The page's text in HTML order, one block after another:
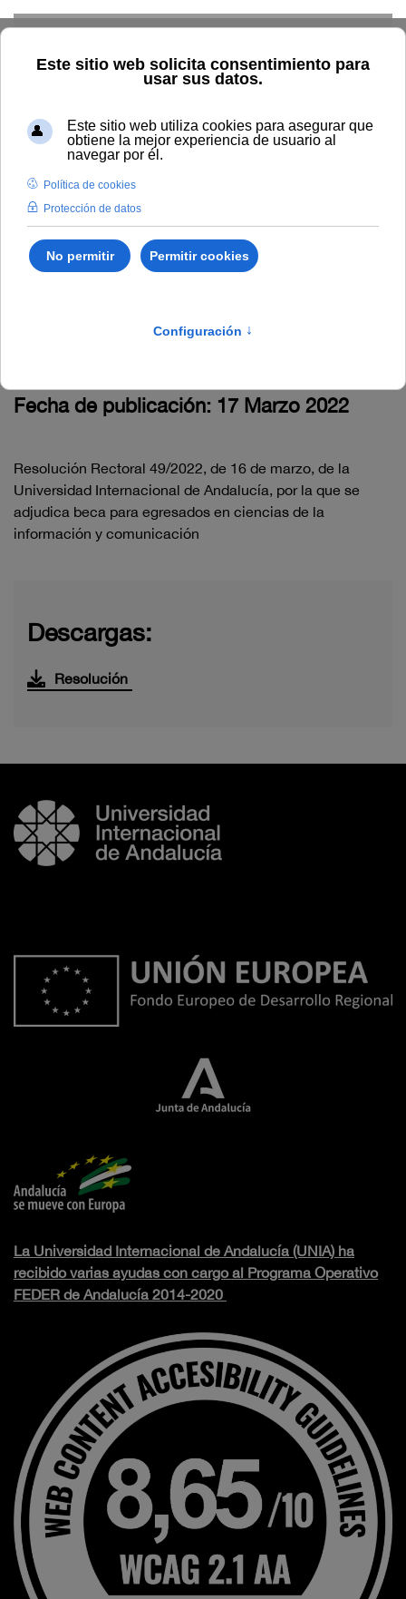
Inicio La UNIA Tablón de anuncios
Resolución por la que se
adjudica beca para
egresados en ciencias de
la información y
Fecha de publicación: 17 Marzo 2022
Resolución Rectoral 49/2022, de 16 de marzo, de la
Universidad Internacional de Andalucía, por la que se
adjudica beca para egresados en ciencias de la
información y comunicación
Descargas:
Resolución
La Universidad Internacional de Andalucía (UNIA) ha
recibido varias ayudas con cargo al Programa Operativo
FEDER de Andalucía 2014-2020